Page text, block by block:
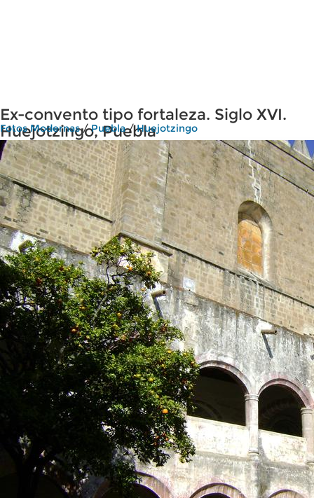
Ex-convento tipo fortaleza. Siglo XVI.
Huejotzingo, Puebla
Fotos Modernas/Puebla/Huejotzingo